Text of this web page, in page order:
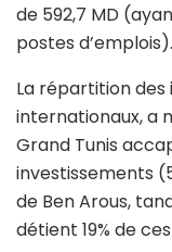
de 592,7 MD
postes d’emplois).
La répartition
internationaux, a
Grand Tunis
investissements
de Ben Arous,
détient 19% de